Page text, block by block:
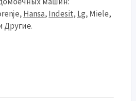
Hansa, Indesit, Lg, Miele,
Другие.